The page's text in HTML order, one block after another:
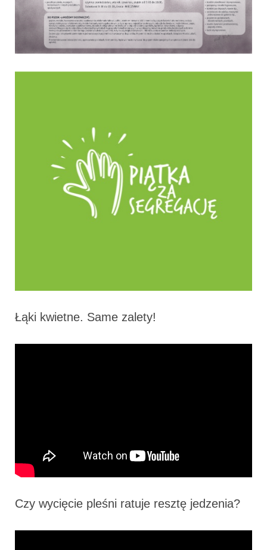
Łąki kwietne. Same zalety!
Czy wycięcie pleśni ratuje resztę jedzenia?